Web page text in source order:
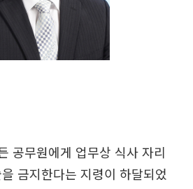
공무원에게 업무상 식사 자리
금지한다는 지령이 하달되었